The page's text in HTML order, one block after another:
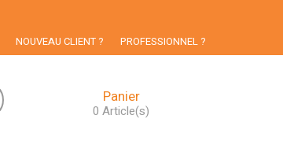
NOUVEAU CLIENT ? PROFESSIONNEL ?
Panier
0 Article(s)